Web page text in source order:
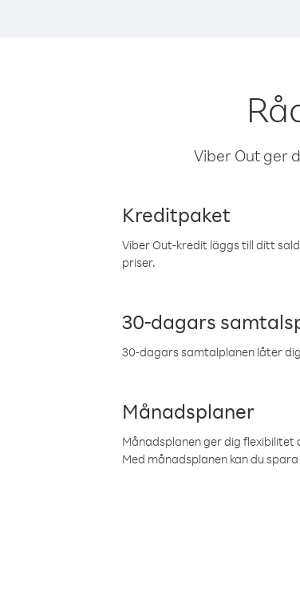
Viber Out ger
Kreditpaket
Viber Out-kredit läggs till ditt
priser.
30-dagars
30-dagars samtalplanen låter
Månadsplaner
Månadsplanen ger dig
Med månadsplanen kan du